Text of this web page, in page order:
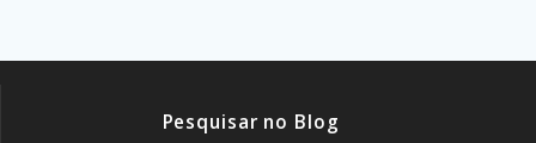
Pesquisar no Blog